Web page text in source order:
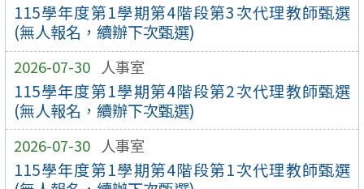
115學年度第1學期第4階段第3次代理教師甄選
(無人報名，續辦下次甄選)
2026-07-30 人事室
115學年度第1學期第4階段第2次代理教師甄選
(無人報名，續辦下次甄選)
2026-07-30 人事室
115學年度第1學期第4階段第1次代理教師甄選